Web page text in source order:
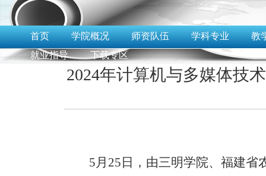
首页 学院概况 师资队伍 学科专业
教
就业指导
下载专区
2024年计算机与多媒体技
5月 25 日，由三明学院、福建省